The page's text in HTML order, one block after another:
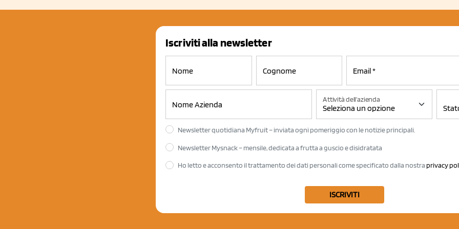
Iscriviti alla newsletter
Attività dell'azienda
Newsletter quotidiana Myfruit – inviata ogni pomeriggio con le notizie principali.
Newsletter Mysnack – mensile, dedicata a frutta a guscio e disidratata
Ho letto e acconsento il trattamento dei dati personali come specificato dalla nostra privacy
ISCRIVITI